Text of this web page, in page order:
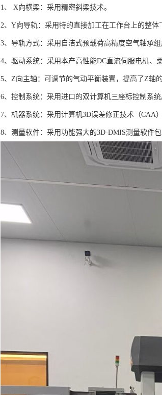
1、 X向横梁：采用精密斜梁技术。
2、Y向导轨：采用特的直接加工在工作台上的整体
3、导轨方式：采用自洁式预载荷高精度空气轴承
4、驱动系统：采用本产高性能DC直流伺服电机、
5、Z向主轴：可调节的气动平衡装置，提高了Z轴的
6、控制系统：采用进口的双计算机三座标控制系统
7、机器系统：采用计算机3D误差修正技术（CAA
8、测量软件：采用功能强大的3D-DMIS测量软件